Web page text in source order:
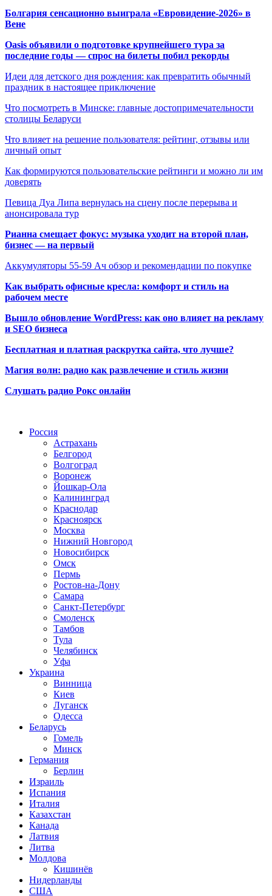
Болгария сенсационно выиграла «Евровидение-2026» в
Вене
Oasis объявили о подготовке крупнейшего тура за
последние годы — спрос на билеты побил рекорды
Идеи для детского дня рождения: как превратить обычный
праздник в настоящее приключение
Что посмотреть в Минске: главные достопримечательности
столицы Беларуси
Что влияет на решение пользователя: рейтинг, отзывы или
личный опыт
Как формируются пользовательские рейтинги и можно ли им
доверять
Певица Дуа Липа вернулась на сцену после перерыва и
анонсировала тур
Рианна смещает фокус: музыка уходит на второй план,
бизнес — на первый
Аккумуляторы 55-59 Ач обзор и рекомендации по покупке
Как выбрать офисные кресла: комфорт и стиль на
рабочем месте
Вышло обновление WordPress: как оно влияет на рекламу
и SEO бизнеса
Бесплатная и платная раскрутка сайта, что лучше?
Магия волн: радио как развлечение и стиль жизни
Слушать радио Рокс онлайн
Россия
Астрахань
Белгород
Волгоград
Воронеж
Йошкар-Ола
Калининград
Краснодар
Красноярск
Москва
Нижний Новгород
Новосибирск
Омск
Пермь
Ростов-на-Дону
Самара
Санкт-Петербург
Смоленск
Тамбов
Тула
Челябинск
Уфа
Украина
Винница
Киев
Луганск
Одесса
Беларусь
Гомель
Минск
Германия
Берлин
Израиль
Испания
Италия
Казахстан
Канада
Латвия
Литва
Молдова
Кишинёв
Нидерланды
США